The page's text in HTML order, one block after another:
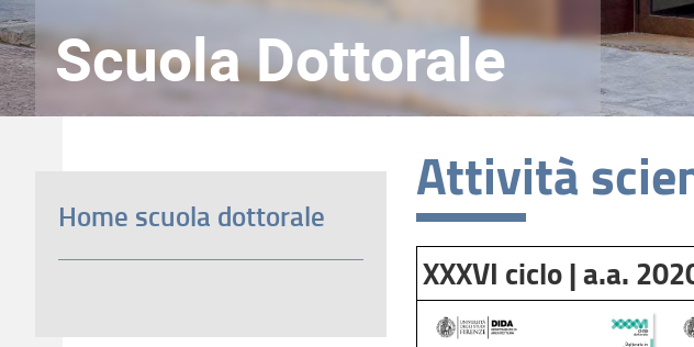
Scuola Dottorale
Attività
XXXVI ciclo | a.a.
Home scuola dottorale